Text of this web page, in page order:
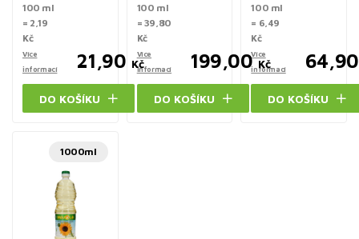
100 ml
= 2,19
Kč
Více
informací
21,90 Kč
DO KOŠÍKU
100 ml
= 39,80
Kč
Více
informací
199,00 Kč
DO KOŠÍKU
100 ml
= 6,49
Kč
Více
informací
64,90
DO KOŠÍKU
1000ml